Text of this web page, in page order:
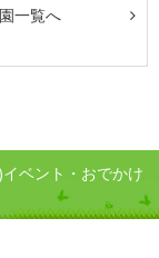
一覧へ
ベント・おでかけ